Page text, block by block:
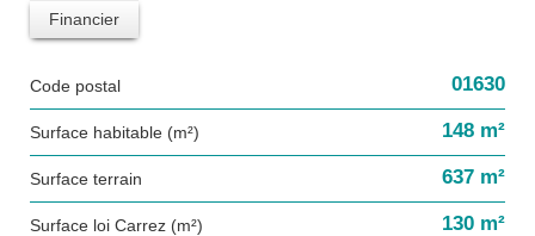
Financier
Code postal 01630
Surface habitable (m²) 148 m²
surface terrain 637 m²
Surface loi Carrez (m²) 130 m²